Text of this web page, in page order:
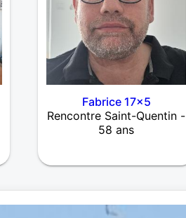
Fabrice 17x5
Rencontre Saint-Quentin -
58 ans